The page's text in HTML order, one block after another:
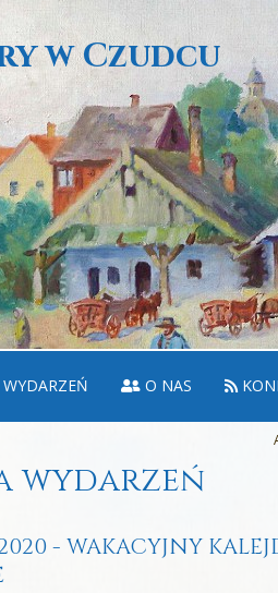
w Czudcu
O NAS
wydarzeń
- WAKACYJNY